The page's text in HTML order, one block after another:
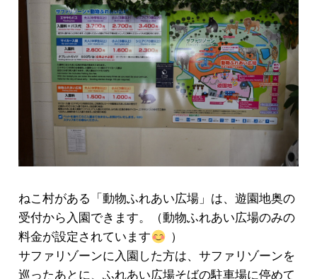
ねこ村がある「動物ふれあい広場」は、遊園地奥の
受付から入園できます。（動物ふれあい広場のみの
料金が設定されています
）
サファリゾーンに入園した方は、サファリゾーンを
巡ったあとに、ふれあい広場そばの駐車場に停めて